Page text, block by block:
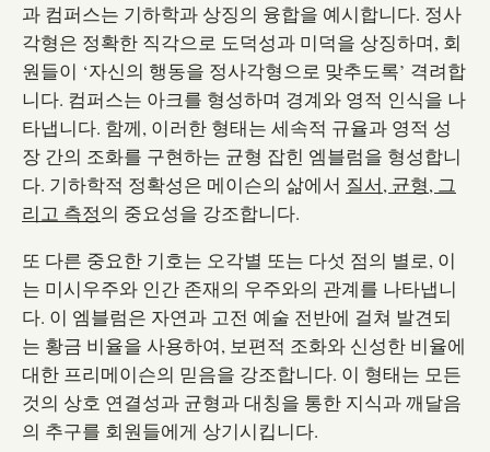
과 컴퍼스는 기하학과 상징의 융합을 예시합니다. 정사
각형은 정확한 직각으로 도덕성과 미덕을 상징하며, 회
원들이 ‘자신의 행동을 정사각형으로 맞추도록’ 격려합
니다. 컴퍼스는 아크를 형성하며 경계와 영적 인식을 나
타냅니다. 함께, 이러한 형태는 세속적 규율과 영적 성
장 간의 조화를 구현하는 균형 잡힌 엠블럼을 형성합니
다. 기하학적 정확성은 메이슨의 삶에서 질서, 균형, 그
리고 측정의 중요성을 강조합니다.
또 다른 중요한 기호는 오각별 또는 다섯 점의 별로, 이
는 미시우주와 인간 존재의 우주와의 관계를 나타냅니
다. 이 엠블럼은 자연과 고전 예술 전반에 걸쳐 발견되
는 황금 비율을 사용하여, 보편적 조화와 신성한 비율에
대한 프리메이슨의 믿음을 강조합니다. 이 형태는 모든
것의 상호 연결성과 균형과 대칭을 통한 지식과 깨달음
의 추구를 회원들에게 상기시킵니다.